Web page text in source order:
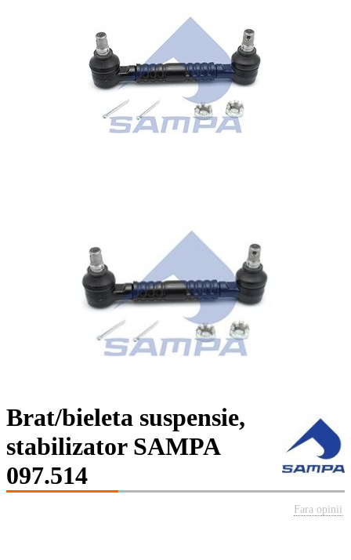
Brat/bieleta suspensie,
stabilizator SAMPA
097.514
Fara opinii